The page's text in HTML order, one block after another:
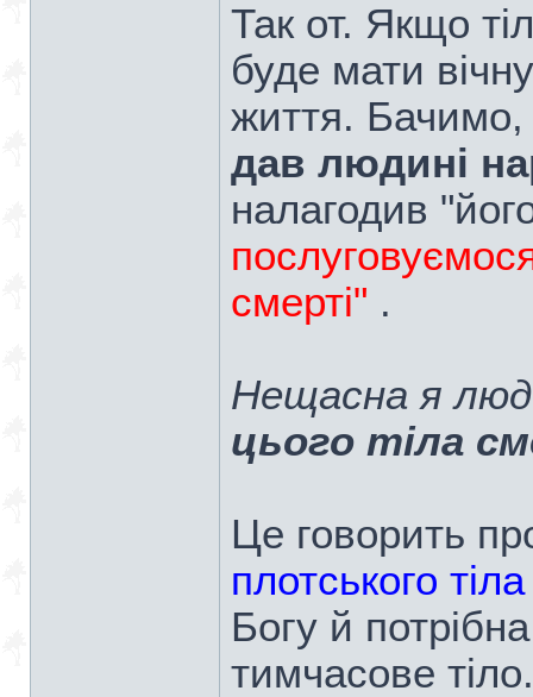
Так от. Якщо
буде мати
життя. Бачимо,
дав людині
налагодив
смерті" .
Нещасна я
цього тіла
Це говорить
плотського
Богу й
тимчасове тіло.